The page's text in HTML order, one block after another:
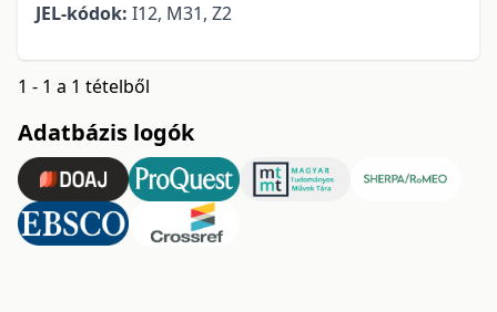
JEL-kódok: I12, M31, Z2
1 - 1 a 1 tételből
Adatbázis logók